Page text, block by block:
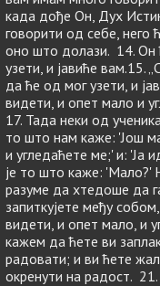
када дође Он, Дух
говорити од себе, него
оно што долази. 14. Он
узети, и јавиће вам.15.
да ће од мог узети, и
видети, и опет мало и
17. Тада неки од
то што нам каже: 'Још
и угледаћете ме;' и: 'Ја
је то што каже: 'Мало?'
разуме да хтедоше да
запиткујете међу
видети, и опет мало, и
кажем да ћете ви
радовати; и ви ћете
окренути на радост.